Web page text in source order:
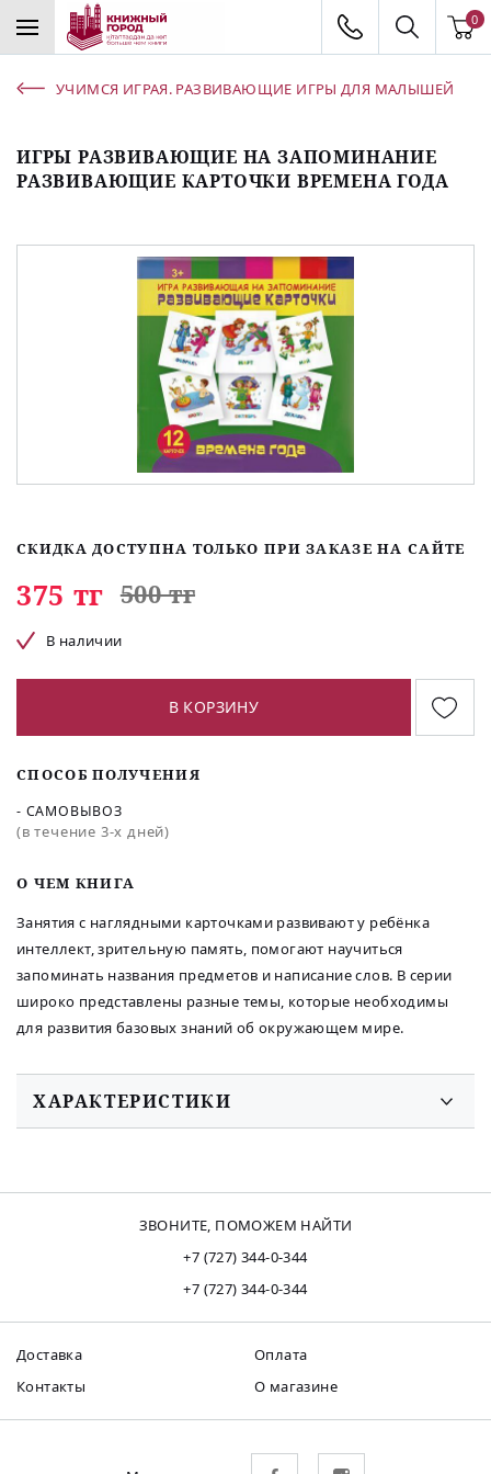
0
УЧИМСЯ ИГРАЯ. РАЗВИВАЮЩИЕ ИГРЫ ДЛЯ МАЛЫШЕЙ
ИГРЫ РАЗВИВАЮЩИЕ НА ЗАПОМИНАНИЕ
РАЗВИВАЮЩИЕ КАРТОЧКИ ВРЕМЕНА ГОДА
O ЧЕМ КНИГА
Занятия с наглядными карточками развивают у ребёнка
интеллект, зрительную память, помогают научиться
запоминать названия предметов и написание слов. В серии
широко представлены разные темы, которые необходимы
для развития базовых знаний об окружающем мире.
СКИДКА ДОСТУПНА ТОЛЬКО ПРИ ЗАКАЗЕ НА САЙТЕ
375 тг 500 тг
В наличии
В КОРЗИНУ
СПОСОБ ПОЛУЧЕНИЯ
- САМОВЫВОЗ
(в течение 3-х дней)
ХАРАКТЕРИСТИКИ
ЗВОНИТЕ, ПОМОЖЕМ НАЙТИ
+7 (727) 344-0-344
+7 (727) 344-0-344
Доставка
Оплата
Контакты
О магазине